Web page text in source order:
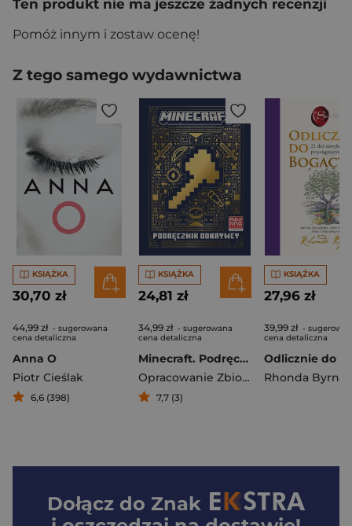
Ten produkt nie ma jeszcze żadnych recenzji
Pomóż innym i zostaw ocenę!
Z tego samego wydawnictwa
KSIĄŻKA
30,70 zł
44,99 zł - sugerowana
cena detaliczna
Anna O
Piotr Cieślak
6,6 (398)
KSIĄŻKA
24,81 zł
34,99 zł - sugerowana
cena detaliczna
Minecraft. Podręcznik odkrywcy
Opracowanie Zbiorowe
7,7 (3)
KSIĄŻKA
27,96 zł
39,99 zł -
cena detaliczna
Rhonda Byrne
Dołącz do Znak